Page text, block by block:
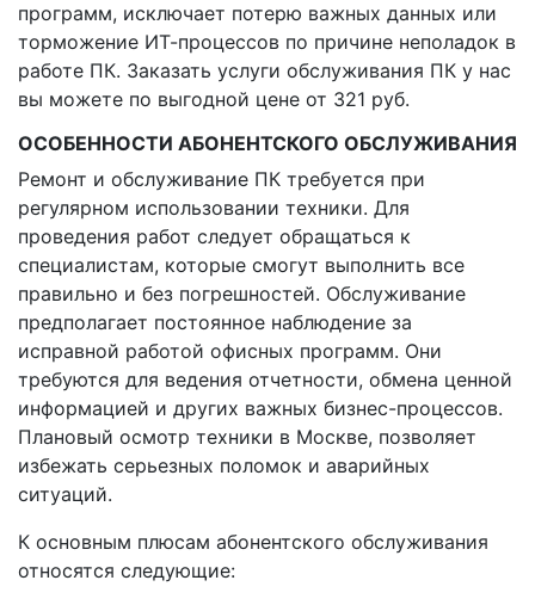
программ, исключает потерю важных данных или
торможение ИТ-процессов по причине неполадок в
работе ПК. Заказать услуги обслуживания ПК у нас
вы можете по выгодной цене от 321 руб.
ОСОБЕННОСТИ АБОНЕНТСКОГО ОБСЛУЖИВАНИЯ
Ремонт и обслуживание ПК требуется при
регулярном использовании техники. Для
проведения работ следует обращаться к
специалистам, которые смогут выполнить все
правильно и без погрешностей. Обслуживание
предполагает постоянное наблюдение за
исправной работой офисных программ. Они
требуются для ведения отчетности, обмена ценной
информацией и других важных бизнес-процессов.
Плановый осмотр техники в Москве, позволяет
избежать серьезных поломок и аварийных
ситуаций.
К основным плюсам абонентского обслуживания
относятся следующие: